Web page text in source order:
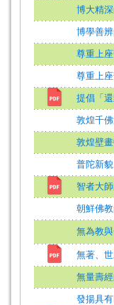
博大精
博學善
尊重上
尊重上
提倡「還
敦煌千
敦煌壁
普陀新貌
智者大
朝鮮佛
無為教
無著、
無量壽
發揚具